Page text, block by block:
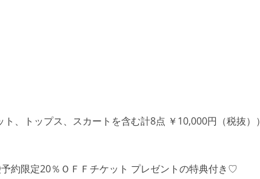
、トップス、スカートを含む計8点 ￥10,000円（税抜））
約限定20％ＯＦＦチケット プレゼントの特典付き♡